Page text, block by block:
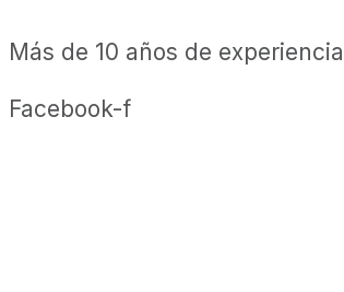
Más de 10 años de
Facebook-f